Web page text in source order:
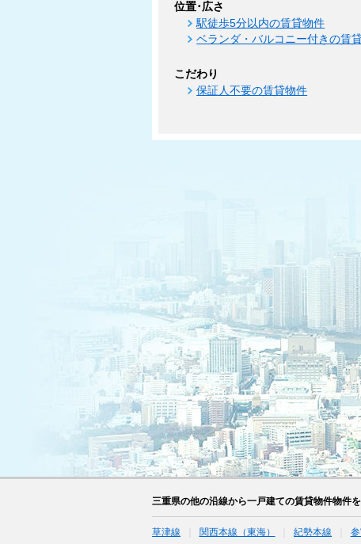
位置･広さ
駅徒歩5分以内の賃貸物件
ベランダ・バルコニー付きの賃
こだわり
保証人不要の賃貸物件
三重県の他の沿線から一戸建ての賃貸物件物件
草津線 関西本線（東海） 紀勢本線